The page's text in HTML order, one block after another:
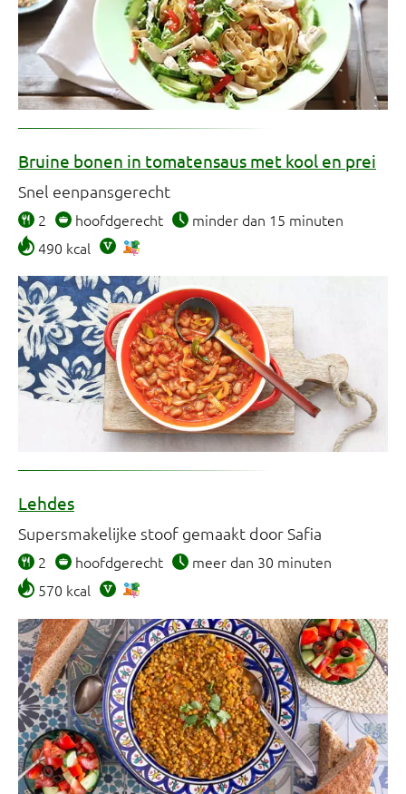
Bruine bonen in tomatensaus met kool en prei
Snel eenpansgerecht
2 hoofdgerecht
minder dan 15 minuten
490 kcal
Lehdes
Supersmakelijke stoof gemaakt door Safia
2 hoofdgerecht
meer dan 30 minuten
570 kcal